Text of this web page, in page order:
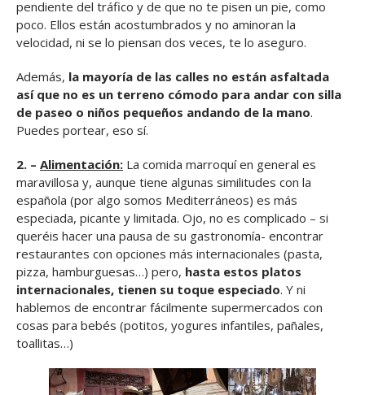
pendiente del tráfico y de que no te pisen un pie, como
poco. Ellos están acostumbrados y no aminoran la
velocidad, ni se lo piensan dos veces, te lo aseguro.
Además, la mayoría de las calles no están asfaltada
así que no es un terreno cómodo para andar con silla
de paseo o niños pequeños andando de la mano.
Puedes portear, eso sí.
2. – Alimentación: La comida marroquí en general es
maravillosa y, aunque tiene algunas similitudes con la
española (por algo somos Mediterráneos) es más
especiada, picante y limitada. Ojo, no es complicado – si
queréis hacer una pausa de su gastronomía- encontrar
restaurantes con opciones más internacionales (pasta,
pizza, hamburguesas…) pero, hasta estos platos
internacionales, tienen su toque especiado. Y ni
hablemos de encontrar fácilmente supermercados con
cosas para bebés (potitos, yogures infantiles, pañales,
toallitas…)